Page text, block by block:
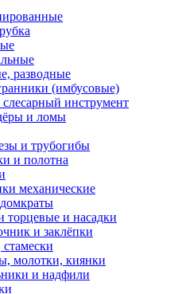
разводные
(имбусовые)
инструмент
и ломы
и трубогибы
и полотна
механические
торцевые и насадки
и заклёпки
молотки, киянки
и надфили